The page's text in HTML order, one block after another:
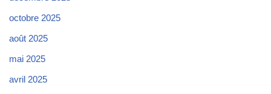
octobre 2025
août 2025
mai 2025
avril 2025